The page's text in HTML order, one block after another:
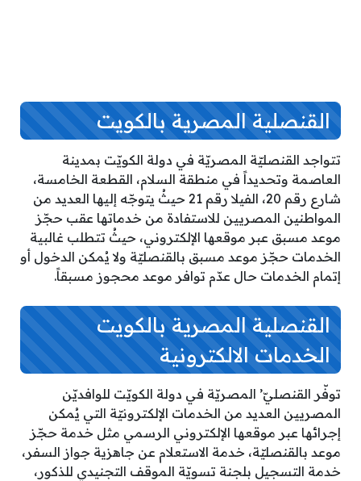
القنصلية المصرية بالكويت
تتواجد القنصليّة المصريّة في دولة الكويّت بمدينة
العاصمة وتحديداً في منطقة السلام، القطعة الخامسة،
شارع رقم 20، الفيلا رقم 21 حيثُ يتوجّه إليها العديد من
المواطنين المصريين للاستفادة من خدماتها عقب حجّز
موعد مسبق عبر موقعها الإلكتروني، حيثُ تتطلب غالبية
الخدمات حجّز موعد مسبق بالقنصليّة ولا يُمكن الدخول أو
إتمام الخدمات حال عدّم توافر موعد محجوز مسبقاً.
القنصلية المصرية بالكويت
الخدمات الالكترونية
توفّر القنصليّ’ المصريّة في دولة الكويّت للوافديّن
المصريين العديد من الخدمات الإلكترونيّة التي يُمكن
إجرائها عبر موقعها الإلكتروني الرسمي مثل خدمة حجّز
موعد بالقنصليّة، خدمة الاستعلام عن جاهزية جواز السفر،
خدمة التسجيل بلجنة تسويّة الموقف التجنيدي للذكور،